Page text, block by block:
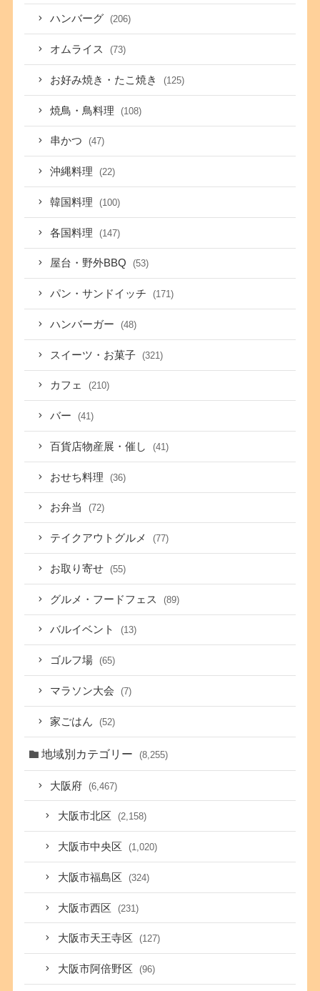
ハンバーグ (206)
オムライス (73)
お好み焼き・たこ焼き (125)
焼鳥・鳥料理 (108)
串かつ (47)
沖縄料理 (22)
韓国料理 (100)
各国料理 (147)
屋台・野外BBQ (53)
パン・サンドイッチ (171)
ハンバーガー (48)
スイーツ・お菓子 (321)
カフェ (210)
バー (41)
百貨店物産展・催し (41)
おせち料理 (36)
お弁当 (72)
テイクアウトグルメ (77)
お取り寄せ (55)
グルメ・フードフェス (89)
バルイベント (13)
ゴルフ場 (65)
マラソン大会 (7)
家ごはん (52)
地域別カテゴリー (8,255)
大阪府 (6,467)
大阪市北区 (2,158)
大阪市中央区 (1,020)
大阪市福島区 (324)
大阪市西区 (231)
大阪市天王寺区 (127)
大阪市阿倍野区 (96)